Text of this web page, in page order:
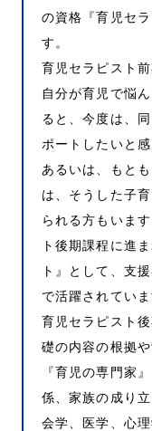
の資格『育児セ
す。
育児セラピスト
自分が育児で悩
ると、今度は、
ポートしたいと
あるいは、もと
は、そうした子
られる方もいま
ト後期課程に進
ト』として、支
で活躍されていま
育児セラピスト
礎の内容の根拠
『育児の専門家
係、家族の成り
会学、医学、心